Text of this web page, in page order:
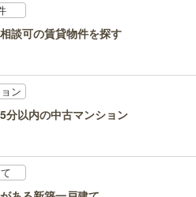
談可の賃貸物件を探す
ン
分以内の中古マンション